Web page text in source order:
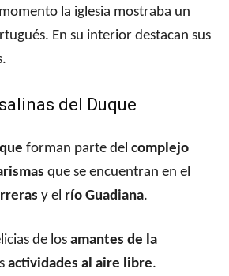
la iglesia mostraba un
En su interior destacan sus
del Duque
forman parte del complejo
que se encuentran en el
y el río Guadiana.
de los amantes de la
actividades al aire libre.